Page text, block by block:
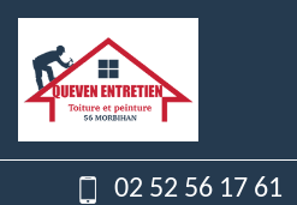
02 52 56 17 61